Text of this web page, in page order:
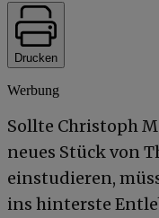
Drucken
Werbung
Sollte Christoph
neues Stück von
einstudieren,
ins hinterste